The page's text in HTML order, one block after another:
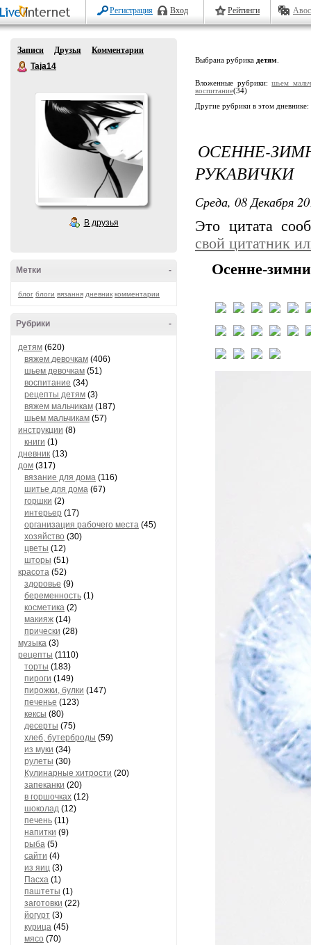
Регистрация Вход Рейтинги
Записи Друзья
Комментарии
Taja14
В друзья
-
Метки
блог блоги вязання дневник комментарии
-
Рубрики
детям (620)
вяжем девочкам (406)
шьем девочкам (51)
воспитание (34)
рецепты детям (3)
вяжем мальчикам (187)
шьем мальчикам (57)
инструкции (8)
книги (1)
дневник (13)
дом (317)
вязание для дома (116)
шитье для дома (67)
горшки (2)
интерьер (17)
организация рабочего места (45)
хозяйство (30)
цветы (12)
шторы (51)
красота (52)
здоровье (9)
беременность (1)
косметика (2)
макияж (14)
прически (28)
музыка (3)
рецепты (1110)
торты (183)
пироги (149)
пирожки, булки (147)
печенье (123)
кексы (80)
десерты (75)
хлеб, бутерброды (59)
из муки (34)
рулеты (30)
Кулинарные хитрости (20)
запеканки (20)
в горшочках (12)
шоколад (12)
печень (11)
напитки (9)
рыба (5)
сайти (4)
из яиц (3)
Пасха (1)
паштеты (1)
заготовки (22)
йогурт (3)
курица (45)
мясо (70)
Выбрана рубрика детям
Вложенные рубрики:шьем
воспитание(34)
Другие рубрики в этом дневнике:
ОСЕННЕ-
РУКАВИЧКИ
Среда, 08 Декабря
Это цитата
свой цитатник
Осенне-